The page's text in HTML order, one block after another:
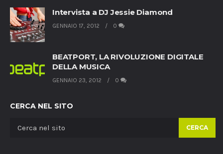
Intervista a DJ Jessie Diamond
GENNAIO 17, 2012 0
BEATPORT, LA RIVOLUZIONE DIGITALE
DELLA MUSICA
GENNAIO 23, 2012 0
CERCA NEL SITO
CERCA